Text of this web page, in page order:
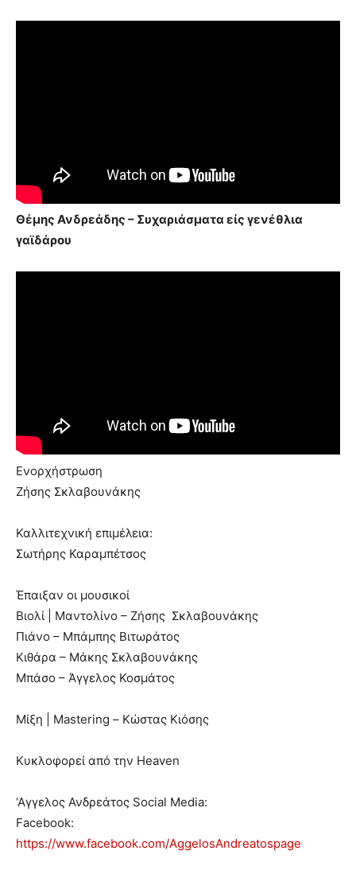
Θέμης Ανδρεάδης – Συχαριάσματα είς γενέθλια
γαϊδάρου
Ενορχήστρωση
Ζήσης Σκλαβουνάκης
Καλλιτεχνική επιμέλεια:
Σωτήρης Καραμπέτσος
Έπαιξαν οι μουσικοί
Βιολί | Μαντολίνο – Ζήσης Σκλαβουνάκης
Πιάνο – Μπάμπης Βιτωράτος
Κιθάρα – Μάκης Σκλαβουνάκης
Μπάσο – Άγγελος Κοσμάτος
Μίξη | Mastering – Κώστας Κιόσης
Κυκλοφορεί από την Heaven
‘Αγγελος Ανδρεάτος Social Media:
Facebook:
https://www.facebook.com/AggelosAndreatospage